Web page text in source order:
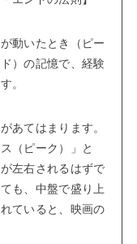
動いたとき（ピー
）の記憶で、経験
。
あてはまります。
（ピーク）」と
左右されるはずで
も、中盤で盛り上
ていると、映画の